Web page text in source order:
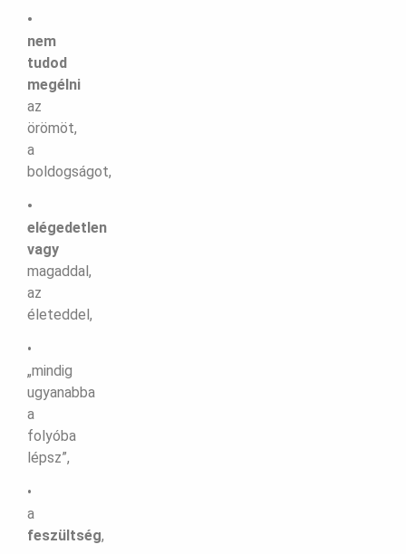
•
nem
tudod
megélni
az
örömöt,
a
boldogságot,
•
elégedetlen
vagy
magaddal,
az
életeddel,
•
„mindig
ugyanabba
a
folyóba
lépsz”,
•
a
feszültség,